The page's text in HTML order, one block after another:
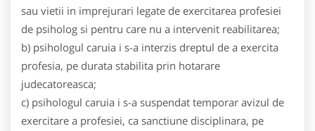
sau vietii in imprejurari legate de exercitarea profesiei
de psiholog si pentru care nu a intervenit reabilitarea;
b) psihologul caruia i s-a interzis dreptul de a exercita
profesia, pe durata stabilita prin hotarare
judecatoreasca;
c) psihologul caruia i s-a suspendat temporar avizul de
exercitare a profesiei, ca sanctiune disciplinara, pe